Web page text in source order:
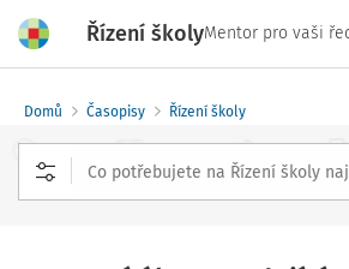
Řízení školyMentor pro vaši
Domů Časopisy Řízení školy